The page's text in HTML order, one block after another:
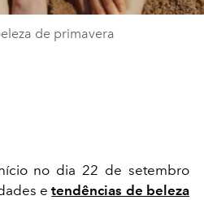
de primavera
no dia 22 de setembro
etendências de beleza